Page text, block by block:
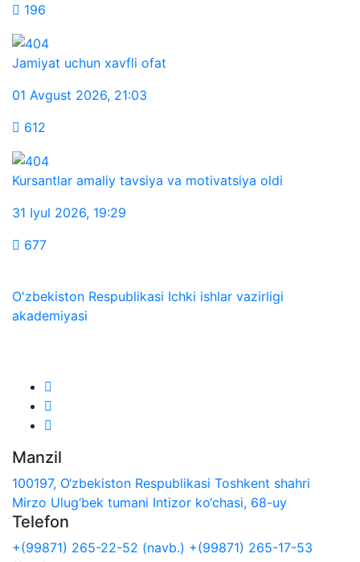
196
Jamiyat uchun xavfli ofat
01 Avgust 2026, 21:03
612
Kursantlar amaliy tavsiya va motivatsiya oldi
31 Iyul 2026, 19:29
677
O'zbekiston Respublikasi Ichki ishlar vazirligi
akademiyasi
Manzil
100197, O‘zbekiston Respublikasi Toshkent shahri
Mirzo Ulug‘bek tumani Intizor ko‘chasi, 68-uy
Telefon
+(99871) 265-22-52 (navb.) +(99871) 265-17-53